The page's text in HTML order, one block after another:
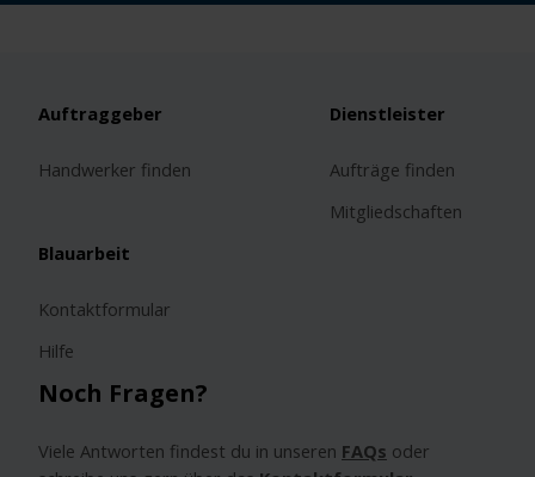
Noch Fragen?
Viele Antworten findest du in unseren FAQs oder
Auftraggeber
Handwerker finden
Dienstleister
Aufträge finden
Mitgliedschaften
Blauarbeit
Kontaktformular
Hilfe